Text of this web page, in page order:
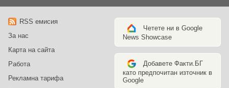
RSS емисия
За нас
Карта на сайта
Работа
Рекламна тарифа
Четете ни в Google
News Showcase
Добавете Факти.БГ
като предпочитан източник в
Google